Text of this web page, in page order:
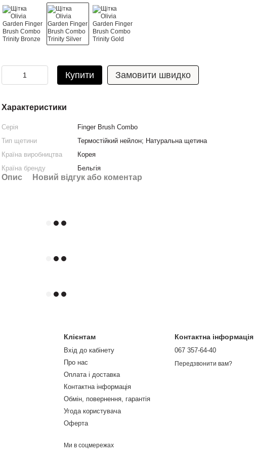
Купити Замовити швидко
Характеристики
Серія
Finger Brush Combo
Тип щетини
Термостійкий нейлон; Натуральна щетина
Країна виробництва
Корея
Країна бренду
Бельгія
Опис Новий відгук або коментар
Клієнтам
Вхід до кабінету
Про нас
Оплата і доставка
Контактна інформація
Обмін, повернення, гарантія
Угода користувача
Оферта
Ми в соцмережах
Контактна інформація
067 357-64-40
Передзвонити вам?